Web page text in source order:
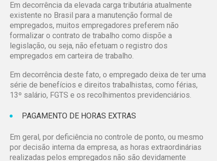
Em decorrência da elevada carga tributária atualmente
existente no Brasil para a manutenção formal de
empregados, muitos empregadores preferem não
formalizar o contrato de trabalho como dispõe a
legislação, ou seja, não efetuam o registro dos
empregados em carteira de trabalho.
Em decorrência deste fato, o empregado deixa de ter uma
série de benefícios e direitos trabalhistas, como férias,
13º salário, FGTS e os recolhimentos previdenciários.
PAGAMENTO DE HORAS EXTRAS
Em geral, por deficiência no controle de ponto, ou mesmo
por decisão interna da empresa, as horas extraordinárias
realizadas pelos empregados não são devidamente